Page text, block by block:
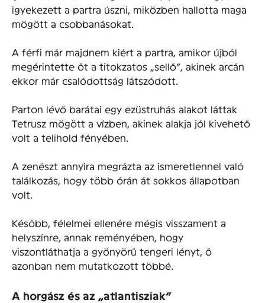
igyekezett a partra úszni, miközben hallotta maga
mögött a csobbanásokat.
A férfi már majdnem kiért a partra, amikor újból
megérintette őt a titokzatos „sellő”, akinek arcán
ekkor már csalódottság látszódott.
Parton lévő barátai egy ezüstruhás alakot láttak
Tetrusz mögött a vízben, akinek alakja jól kivehető
volt a telihold fényében.
A zenészt annyira megrázta az ismeretlennel való
találkozás, hogy több órán át sokkos állapotban
volt.
Később, félelmei ellenére mégis visszament a
helyszínre, annak reményében, hogy
viszontláthatja a gyönyörű tengeri lényt, ő
azonban nem mutatkozott többé.
A horgász és az „atlantisziak”